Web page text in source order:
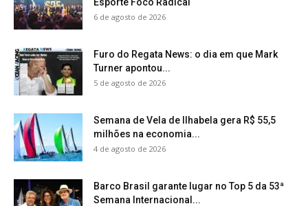
6 de agosto de 2026
Furo do Regata News: o dia em que Mark
Turner apontou...
5 de agosto de 2026
Semana de Vela de Ilhabela gera R$ 55,5
milhões na economia...
4 de agosto de 2026
Barco Brasil garante lugar no Top 5 da 53ª
Semana Internacional...